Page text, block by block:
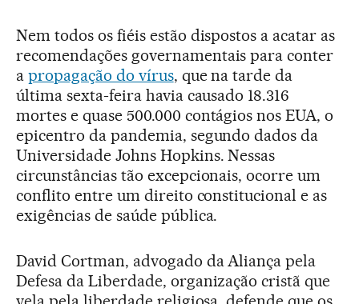
Nem todos os fiéis estão dispostos a acatar as
recomendações governamentais para conter
a propagação do vírus, que na tarde da
última sexta-feira havia causado 18.316
mortes e quase 500.000 contágios nos EUA, o
epicentro da pandemia, segundo dados da
Universidade Johns Hopkins. Nessas
circunstâncias tão excepcionais, ocorre um
conflito entre um direito constitucional e as
exigências de saúde pública.
David Cortman, advogado da Aliança pela
Defesa da Liberdade, organização cristã que